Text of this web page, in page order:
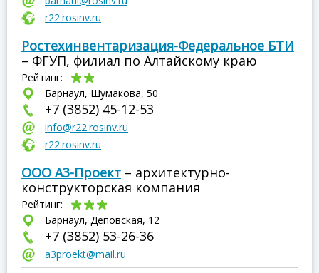
r22.rosinv.ru
Ростехинвентаризация-Федеральное БТИ
– ФГУП, филиал по Алтайскому краю
Рейтинг:
Барнаул, Шумакова, 50
+7 (3852) 45-12-53
info@r22.rosinv.ru
r22.rosinv.ru
ООО А3-Проект – архитектурно-
конструкторская компания
Рейтинг:
Барнаул, Деповская, 12
+7 (3852) 53-26-36
a3proekt@mail.ru